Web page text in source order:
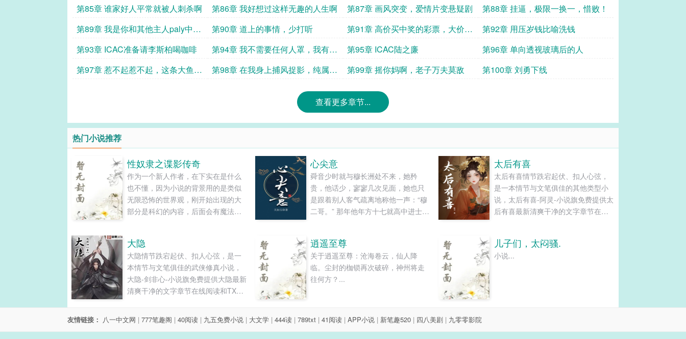
月收益
第85章 谁家好人平常就被人刺杀啊
第86章 我好想过这样无趣的人生啊 第87章 画风突变，爱情片变悬疑剧
第88章 挂逼，极限一换一，惜败！
第89章 我是你和其他主人paly中的
一环吗
第90章 道上的事情，少打听
第91章 高价买中奖的彩票，大价钱
拍绝烂的电影
第92章 用压岁钱比喻洗钱
第93章 ICAC准备请李斯柏喝咖啡
第94章 我不需要任何人罩，我有我
自己的门派
第95章 ICAC陆之廉
第96章 单向透视玻璃后的人
第97章 惹不起惹不起，这条大鱼还
第98章 在我身上捕风捉影，纯属是
第99章 摇你妈啊，老子万夫莫敌 第100章 刘勇下线
查看更多章节...
热门小说推荐
性奴隶之谍影传奇
作为一个新人作者，在下实在是什么
也不懂，因为小说的背景用的是类似
无限恐怖的世界观，刚开始出现的大
部分是科幻的内容，后面会有魔法修
占一个较大的篇幅，所以将作品归类
为凌虐!...
心尖意
舜音少时就与穆长洲处不来，她矜
贵，他话少，寥寥几次见面，她也只
是跟着别人客气疏离地称他一声：“穆
二哥。” 那年他年方十七就高中进士，
姻的心。 舜音只远远看了一眼人群中
央那人文弱白净的模样，便摇了摇
头：“我与他不是一路人。” 此后天各
一方，再无交集，料想各自都有光明
日，他会让她柔情蜜意地唤他“二郎”～
太后有喜
太后有喜情节跌宕起伏、扣人心弦，
是一本情节与文笔俱佳的其他类型小
说，太后有喜-阿灵-小说旗免费提供太
后有喜最新清爽干净的文字章节在线
大隐
大隐情节跌宕起伏、扣人心弦，是一
本情节与文笔俱佳的武侠修真小说，
大隐-剑非心-小说旗免费提供大隐最新
清爽干净的文字章节在线阅读和TXT
逍遥至尊
关于逍遥至尊：沧海卷云，仙人降
临。尘封的枷锁再次破碎，神州将走
往何方？...
儿子们，太闷骚.
小说...
友情链接： 八一中文网 | 777笔趣阁 | 40阅读 | 九五免费小说 | 大文学 | 444读 | 789txt | 41阅读 | APP小说 | 新笔趣520 | 四八美剧 | 九零零影院